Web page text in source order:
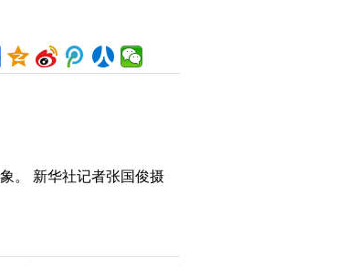
。 新华社记者张国俊摄